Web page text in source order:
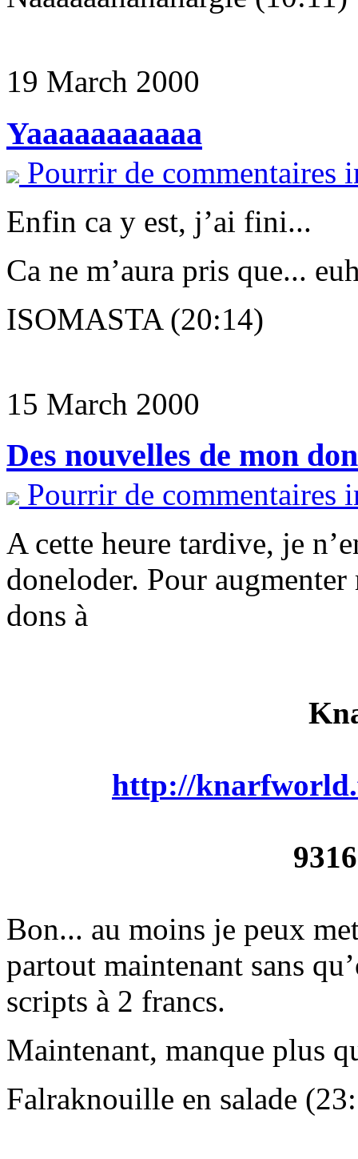
19 March 2000
Yaaaaaaaaaaa
Pourrir de commentaires
Enfin ca y est, j’ai fini...
Ca ne m’aura pris que...
ISOMASTA (20:14)
15 March 2000
Des nouvelles de mon
Pourrir de commentaires
A cette heure tardive, je
doneloder. Pour augmenter
dons à
http://
Bon... au moins je peux
partout maintenant sans
scripts à 2 francs.
Maintenant, manque plus
Falraknouille en salade